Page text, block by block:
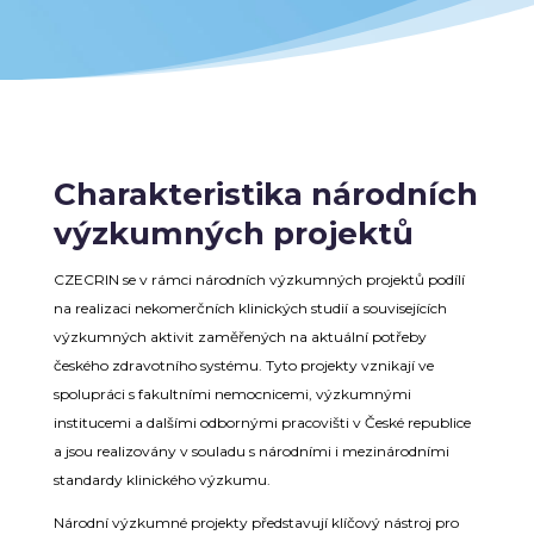
Charakteristika národních
výzkumných projektů
CZECRIN se v rámci národních výzkumných projektů podílí
na realizaci nekomerčních klinických studií a souvisejících
výzkumných aktivit zaměřených na aktuální potřeby
českého zdravotního systému. Tyto projekty vznikají ve
spolupráci s fakultními nemocnicemi, výzkumnými
institucemi a dalšími odbornými pracovišti v České republice
a jsou realizovány v souladu s národními i mezinárodními
standardy klinického výzkumu.
Národní výzkumné projekty představují klíčový nástroj pro